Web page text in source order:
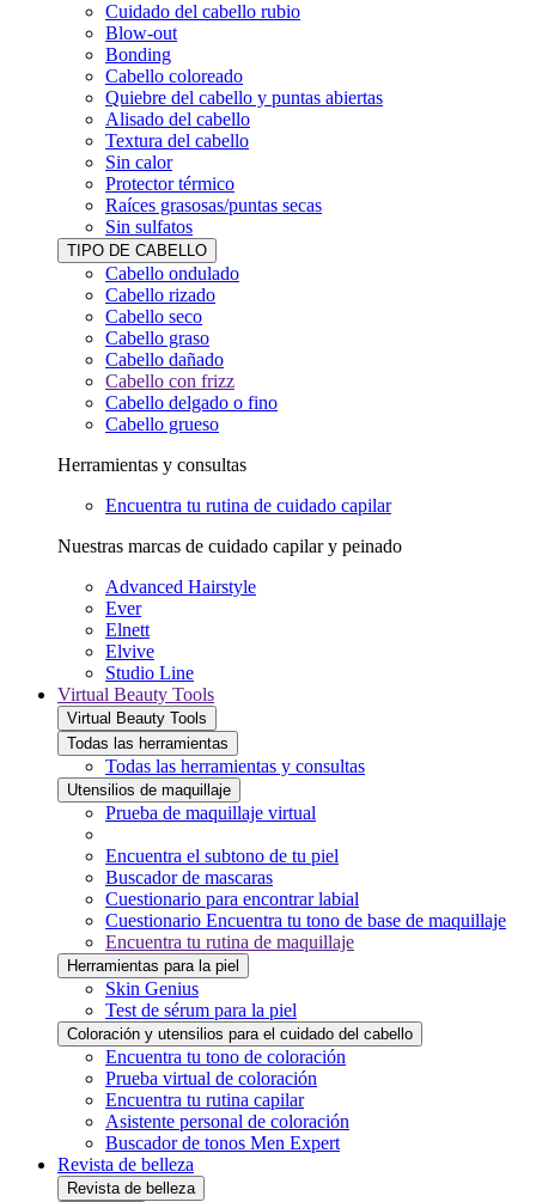
Cuidado del cabello rubio
Blow-out
Bonding
Cabello coloreado
Quiebre del cabello y puntas abiertas
Alisado del cabello
Textura del cabello
Sin calor
Protector térmico
Raíces grasosas/puntas secas
Sin sulfatos
TIPO DE CABELLO
Cabello ondulado
Cabello rizado
Cabello seco
Cabello graso
Cabello dañado
Cabello con frizz
Cabello delgado o fino
Cabello grueso
Herramientas y consultas
Encuentra tu rutina de cuidado capilar
Nuestras marcas de cuidado capilar y peinado
Advanced Hairstyle
Ever
Elnett
Elvive
Studio Line
Virtual Beauty Tools
Virtual Beauty Tools
Todas las herramientas
Todas las herramientas y consultas
Utensilios de maquillaje
Prueba de maquillaje virtual
Encuentra el subtono de tu piel
Buscador de mascaras
Cuestionario para encontrar labial
Cuestionario Encuentra tu tono de base de maquillaje
Encuentra tu rutina de maquillaje
Herramientas para la piel
Skin Genius
Test de sérum para la piel
Coloración y utensilios para el cuidado del cabello
Encuentra tu tono de coloración
Prueba virtual de coloración
Encuentra tu rutina capilar
Asistente personal de coloración
Buscador de tonos Men Expert
Revista de belleza
Revista de belleza